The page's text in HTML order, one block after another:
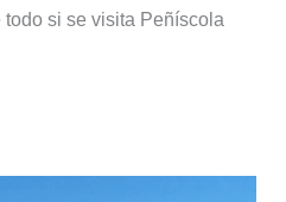
si se visita Peñíscola